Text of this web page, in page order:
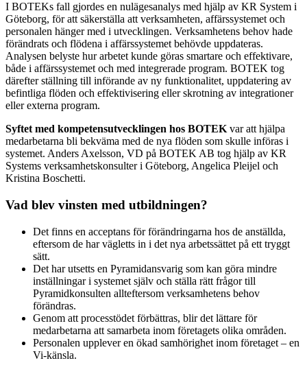
I BOTEKs fall gjordes en nulägesanalys med hjälp av KR System i
Göteborg, för att säkerställa att verksamheten, affärssystemet och
personalen hänger med i utvecklingen. Verksamhetens behov hade
förändrats och flödena i affärssystemet behövde uppdateras.
Analysen belyste hur arbetet kunde göras smartare och effektivare,
både i affärssystemet och med integrerade program. BOTEK tog
därefter ställning till införande av ny funktionalitet, uppdatering av
befintliga flöden och effektivisering eller skrotning av integrationer
eller externa program.
Syftet med kompetensutvecklingen hos BOTEKvar att hjälpa
medarbetarna bli bekväma med de nya flöden som skulle införas i
systemet. Anders Axelsson, VD på BOTEK AB tog hjälp av KR
Systems verksamhetskonsulter i Göteborg, Angelica Pleijel och
Kristina Boschetti.
Vad blev vinsten med utbildningen?
Det finns en acceptans för förändringarna hos de anställda,
eftersom de har vägletts in i det nya arbetssättet på ett tryggt
sätt.
Det har utsetts en Pyramidansvarig som kan göra mindre
inställningar i systemet själv och ställa rätt frågor till
Pyramidkonsulten allteftersom verksamhetens behov
förändras.
Genom att processtödet förbättras, blir det lättare för
medarbetarna att samarbeta inom företagets olika områden.
Personalen upplever en ökad samhörighet inom företaget – en
Vi-känsla.